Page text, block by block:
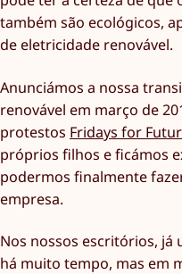
também são ecológicos,
de eletricidade renovável.
Anunciámos a nossa
renovável em março de
protestos Fridays for
próprios filhos e ficámos
podermos finalmente
empresa.
Nos nossos escritórios, já
há muito tempo, mas em